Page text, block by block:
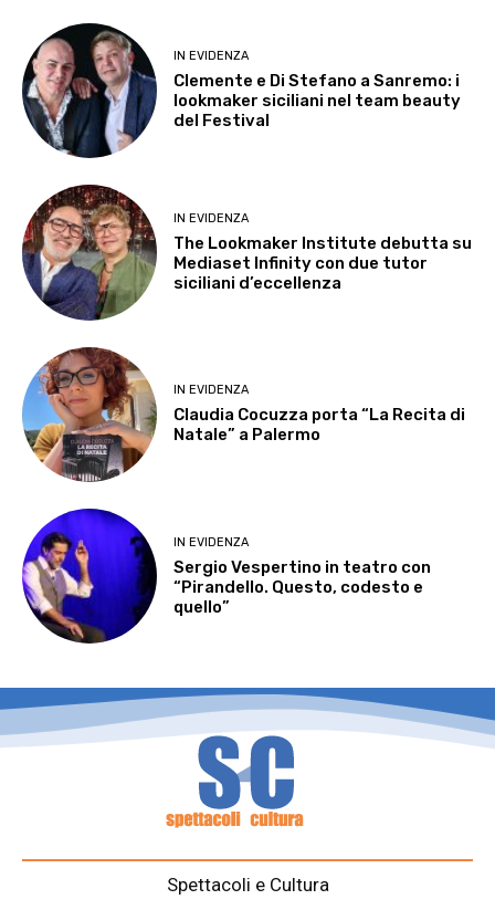
IN EVIDENZA
Clemente e Di Stefano a Sanremo: i
lookmaker siciliani nel team beauty
del Festival
IN EVIDENZA
The Lookmaker Institute debutta su
Mediaset Infinity con due tutor
siciliani d’eccellenza
IN EVIDENZA
Claudia Cocuzza porta “La Recita di
Natale” a Palermo
IN EVIDENZA
Sergio Vespertino in teatro con
“Pirandello. Questo, codesto e
quello”
Spettacoli e Cultura